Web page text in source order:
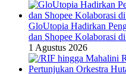
GloUtopia Hadirkan
dan Shopee Kolaborasi
1 Agustus 2026